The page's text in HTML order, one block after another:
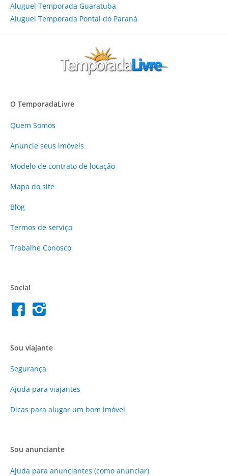
Aluguel Temporada Guaratuba
Aluguel Temporada Pontal do Paraná
O TemporadaLivre
Quem Somos
Anuncie seus imóveis
Modelo de contrato de locação
Mapa do site
Blog
Termos de serviço
Trabalhe Conosco
Social
Sou viajante
Segurança
Ajuda para viajantes
Dicas para alugar um bom imóvel
Sou anunciante
Ajuda para anunciantes (como anunciar)